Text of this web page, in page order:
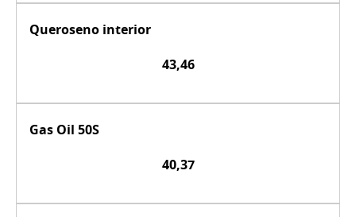
Queroseno interior
43,46
Gas Oil 50S
40,37